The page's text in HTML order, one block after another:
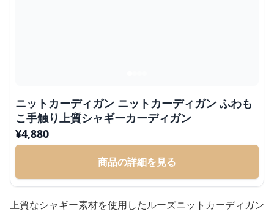
ニットカーディガン ニットカーディガン ふわも
こ手触り上質シャギーカーディガン
¥4,880
商品の詳細を見る
上質なシャギー素材を使用したルーズニットカーディガン